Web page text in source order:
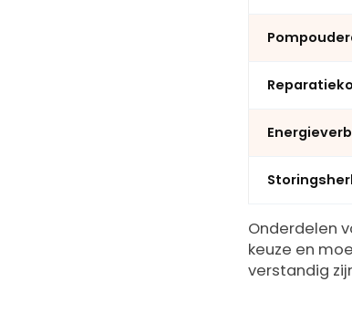
Onderdelen
keuze en
verstandig